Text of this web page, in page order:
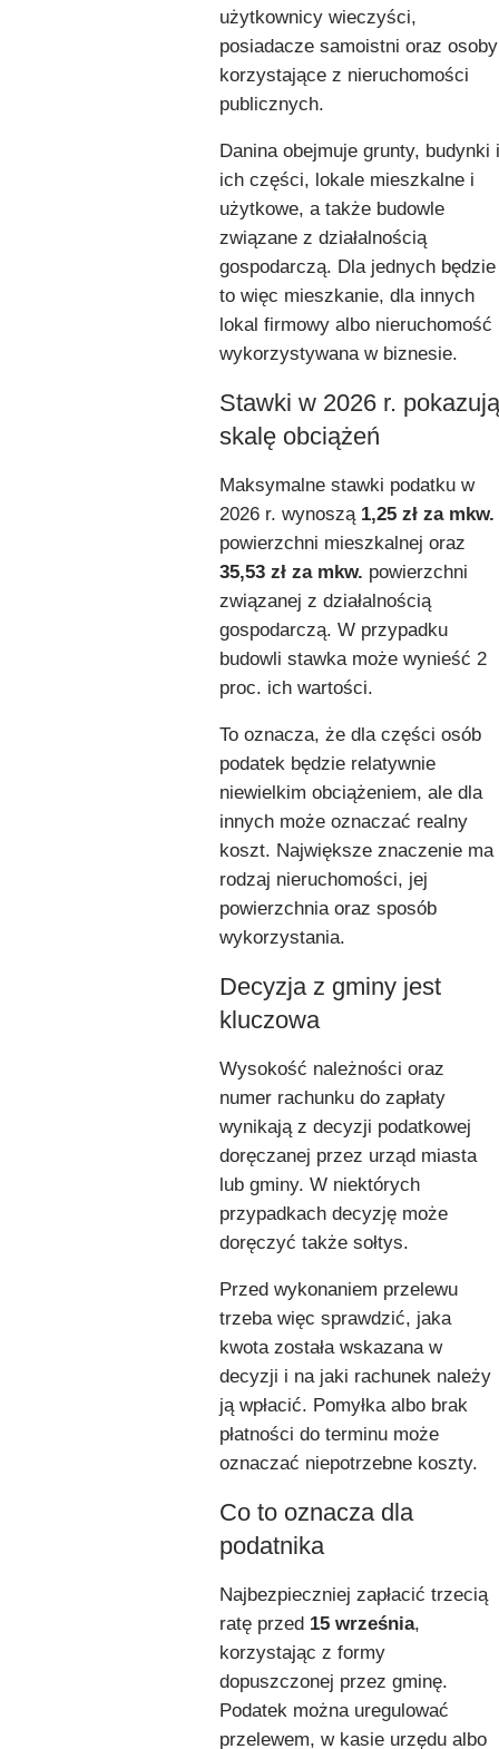
użytkownicy wieczyści,
posiadacze samoistni oraz osoby
korzystające z nieruchomości
publicznych.
Danina obejmuje grunty, budynki i
ich części, lokale mieszkalne i
użytkowe, a także budowle
związane z działalnością
gospodarczą. Dla jednych będzie
to więc mieszkanie, dla innych
lokal firmowy albo nieruchomość
wykorzystywana w biznesie.
Stawki w 2026 r. pokazują
skalę obciążeń
Maksymalne stawki podatku w
2026 r. wynoszą 1,25 zł za mkw.
powierzchni mieszkalnej oraz
35,53 zł za mkw. powierzchni
związanej z działalnością
gospodarczą. W przypadku
budowli stawka może wynieść 2
proc. ich wartości.
To oznacza, że dla części osób
podatek będzie relatywnie
niewielkim obciążeniem, ale dla
innych może oznaczać realny
koszt. Największe znaczenie ma
rodzaj nieruchomości, jej
powierzchnia oraz sposób
wykorzystania.
Decyzja z gminy jest
kluczowa
Wysokość należności oraz
numer rachunku do zapłaty
wynikają z decyzji podatkowej
doręczanej przez urząd miasta
lub gminy. W niektórych
przypadkach decyzję może
doręczyć także sołtys.
Przed wykonaniem przelewu
trzeba więc sprawdzić, jaka
kwota została wskazana w
decyzji i na jaki rachunek należy
ją wpłacić. Pomyłka albo brak
płatności do terminu może
oznaczać niepotrzebne koszty.
Co to oznacza dla
podatnika
Najbezpieczniej zapłacić trzecią
ratę przed 15 września,
korzystając z formy
dopuszczonej przez gminę.
Podatek można uregulować
przelewem, w kasie urzędu albo